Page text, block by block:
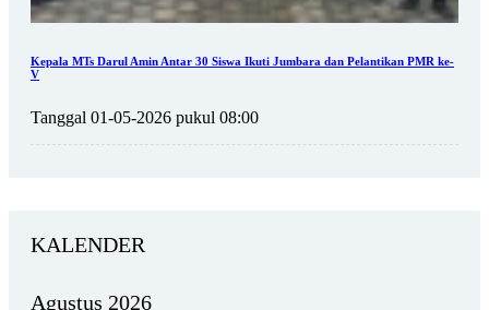
Kepala MTs Darul Amin Antar 30 Siswa Ikuti Jumbara dan Pelantikan PMR ke-
V
Tanggal 01-05-2026 pukul 08:00
KALENDER
Agustus 2026